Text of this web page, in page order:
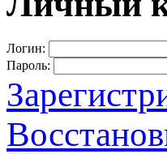
Логин:
Пароль: